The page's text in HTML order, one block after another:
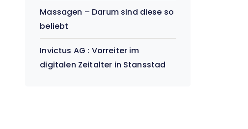
Massagen – Darum sind diese so
beliebt
Invictus AG : Vorreiter im
digitalen Zeitalter in Stansstad